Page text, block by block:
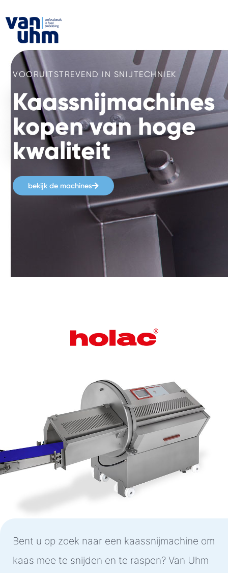
VOORUITSTREVEND IN SNIJTECHNIEK
Kaassnijmachines
kopen van hoge
kwaliteit
bekijk de machines
Bent u op zoek naar een kaassnijmachine om
kaas mee te snijden en te raspen? Van Uhm